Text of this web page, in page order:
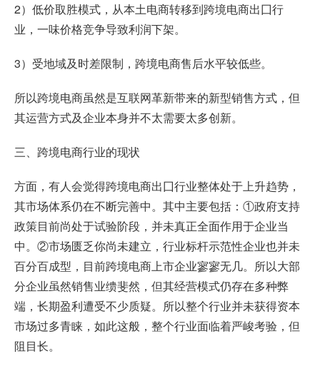
2）低价取胜模式，从本土电商转移到跨境电商出囗行
业，一味价格竞争导致利润下架。
3）受地域及时差限制，跨境电商售后水平较低些。
所以跨境电商虽然是互联网革新带来的新型销售方式，但
其运营方式及企业本身并不太需要太多创新。
三、跨境电商行业的现状
方面，有人会觉得跨境电商出囗行业整体处于上升趋势，
其市场体系仍在不断完善中。其中主要包括：①政府支持
政策目前尚处于试验阶段，并未真正全面作用于企业当
中。②市场匮乏你尚未建立，行业标杆示范性企业也并未
百分百成型，目前跨境电商上市企业寥寥无几。所以大部
分企业虽然销售业缋斐然，但其经营模式仍存在多种弊
端，长期盈利遭受不少质疑。所以整个行业并未获得资本
市场过多青睐，如此这般，整个行业面临着严峻考验，但
阻目长。